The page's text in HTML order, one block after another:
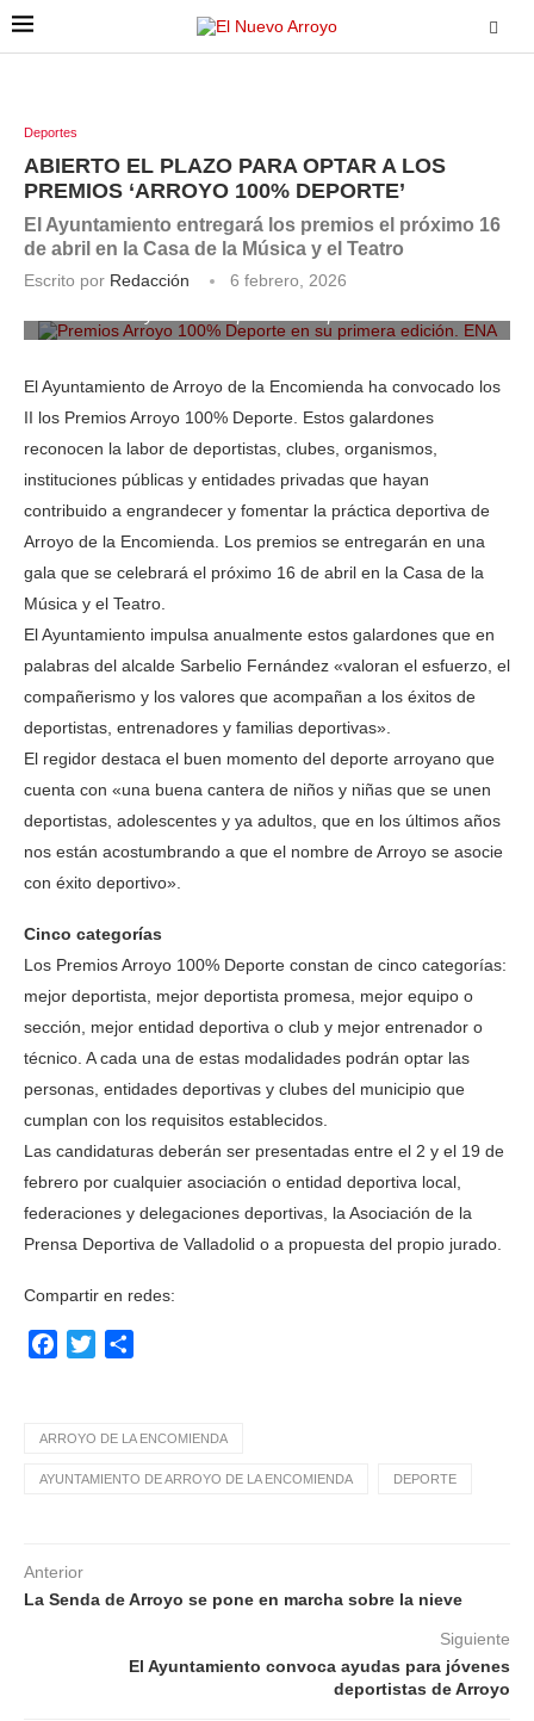
Deportes
ABIERTO EL PLAZO PARA OPTAR A LOS
PREMIOS ‘ARROYO 100% DEPORTE’
El Ayuntamiento entregará los premios el próximo 16
de abril en la Casa de la Música y el Teatro
Escrito por Redacción
6 febrero, 2026
El Ayuntamiento de Arroyo de la Encomienda ha convocado los
II los Premios Arroyo 100% Deporte. Estos galardones
reconocen la labor de deportistas, clubes, organismos,
instituciones públicas y entidades privadas que hayan
contribuido a engrandecer y fomentar la práctica deportiva de
Arroyo de la Encomienda. Los premios se entregarán en una
gala que se celebrará el próximo 16 de abril en la Casa de la
Música y el Teatro.
El Ayuntamiento impulsa anualmente estos galardones que en
palabras del alcalde Sarbelio Fernández «valoran el esfuerzo, el
compañerismo y los valores que acompañan a los éxitos de
deportistas, entrenadores y familias deportivas».
El regidor destaca el buen momento del deporte arroyano que
cuenta con «una buena cantera de niños y niñas que se unen
deportistas, adolescentes y ya adultos, que en los últimos años
nos están acostumbrando a que el nombre de Arroyo se asocie
con éxito deportivo».
Cinco categorías
Los Premios Arroyo 100% Deporte constan de cinco categorías:
mejor deportista, mejor deportista promesa, mejor equipo o
sección, mejor entidad deportiva o club y mejor entrenador o
técnico. A cada una de estas modalidades podrán optar las
personas, entidades deportivas y clubes del municipio que
cumplan con los requisitos establecidos.
Las candidaturas deberán ser presentadas entre el 2 y el 19 de
febrero por cualquier asociación o entidad deportiva local,
federaciones y delegaciones deportivas, la Asociación de la
Prensa Deportiva de Valladolid o a propuesta del propio jurado.
Compartir en redes:
Facebook
Twitter
ARROYO DE LA ENCOMIENDA
AYUNTAMIENTO DE ARROYO DE LA ENCOMIENDA DEPORTE
Anterior
La Senda de Arroyo se pone en marcha sobre la nieve
Siguiente
El Ayuntamiento convoca ayudas para jóvenes
deportistas de Arroyo